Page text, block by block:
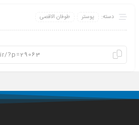
دسته: پوستر طوفان الاقصی